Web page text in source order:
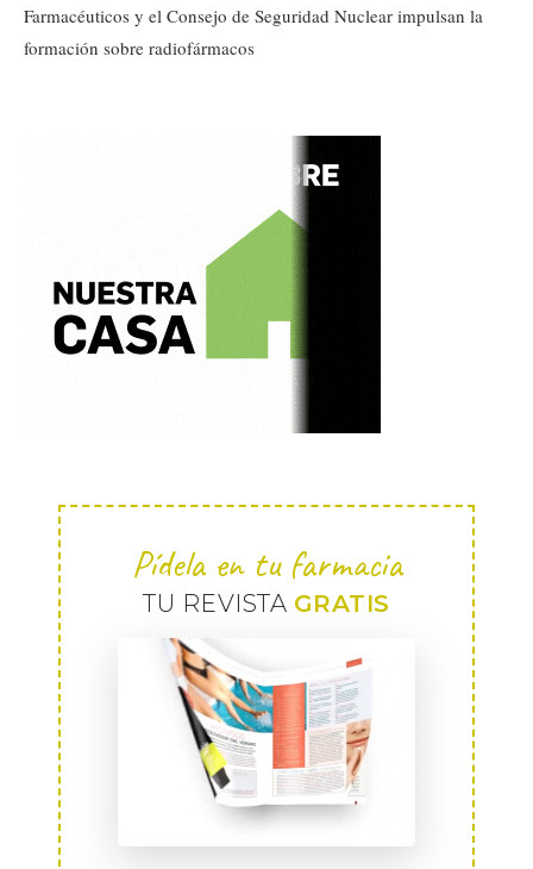
Farmacéuticos y el Consejo de Seguridad Nuclear impulsan la
formación sobre radiofármacos
Pídela en tu farmacia
TU REVISTA GRATIS